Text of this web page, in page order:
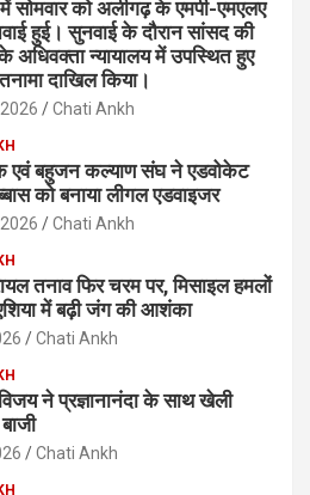
सोमवार को अलीगढ़ के एमपी-एमएलए
हुई। सुनवाई के दौरान सांसद की
न्यायालय में उपस्थित हुए
दाखिल किया।
Chati Ankh
एवं बहुजन कल्याण संघ ने एडवोकेट
को बनाया लीगल एडवाइजर
Chati Ankh
तनाव फिर चरम पर, मिसाइल हमलों
में बढ़ी जंग की आशंका
Chati Ankh
ने प्रज्ञानानंदा के साथ खेली
Chati Ankh